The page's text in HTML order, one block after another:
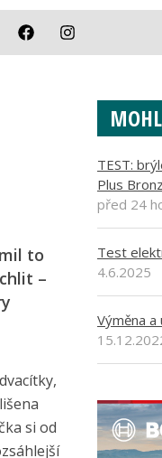
to
–
si od
TEST:
Plus
před 24
Test
4.6.2025
Výměna